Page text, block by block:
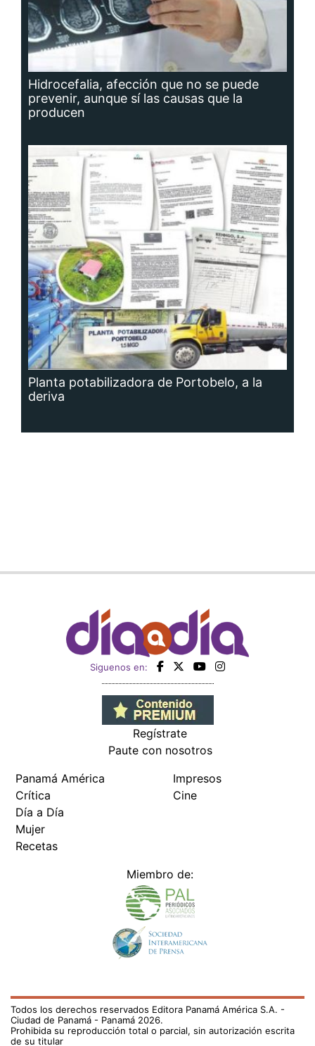
Hidrocefalia, afección que no se puede
prevenir, aunque sí las causas que la
producen
Planta potabilizadora de Portobelo, a la
deriva
Siguenos en:
Regístrate
Paute con nosotros
Panamá América
Crítica
Día a Día
Mujer
Recetas
Impresos
Cine
Miembro de:
Todos los derechos reservados Editora Panamá América S.A. -
Ciudad de Panamá - Panamá 2026.
Prohibida su reproducción total o parcial, sin autorización escrita
de su titular